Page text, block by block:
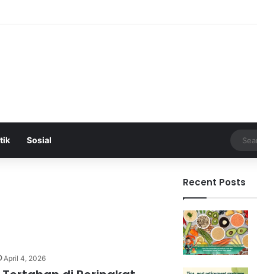
Sosial
April 4, 2026
Recent Posts